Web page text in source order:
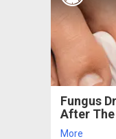
Fungus
After
More